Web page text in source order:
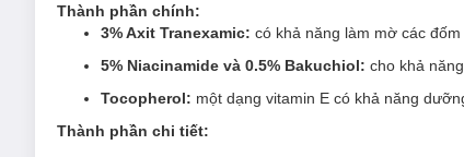
Thành phần chính:
3% Axit Tranexamic: có khả năng làm mờ các
5% Niacinamide và 0.5% Bakuchiol: cho khả
Tocopherol: một dạng vitamin E có khả năng
Thành phần chi tiết: